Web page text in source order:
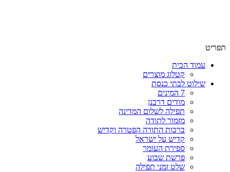
תפריט
עמוד הבית
קטלוג מוצרים
שילוט לבתי כנסת
7 המינים
מודים דרבנן
תפילה לשלום המדינה
מזמור לתודה
ברכות התורה הפטרה וקדיש
קדיש על ישראל
ספירת העומר
פרשת שבוע
שלט זמני תפילה